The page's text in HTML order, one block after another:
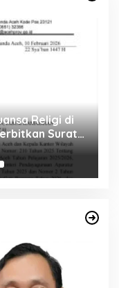
Religi di
Surat